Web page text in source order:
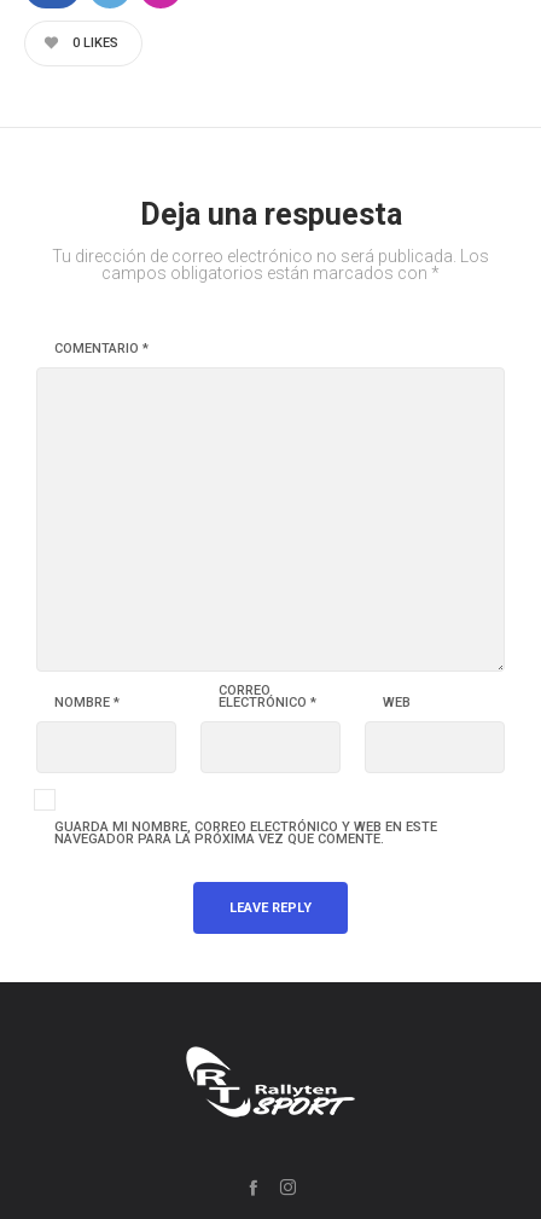
0 LIKES
Deja una respuesta
Tu dirección de correo electrónico no será publicada.
Los
campos obligatorios están marcados con *
COMENTARIO *
NOMBRE *
CORREO
ELECTRÓNICO * WEB
GUARDA MI NOMBRE, CORREO ELECTRÓNICO Y WEB EN ESTE
NAVEGADOR PARA LA PRÓXIMA VEZ QUE COMENTE.